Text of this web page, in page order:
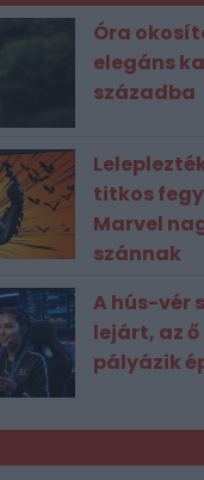
Óra
elegáns
századba
titkos
Marvel
szánnak
A hús-vér
lejárt, az
pályázik